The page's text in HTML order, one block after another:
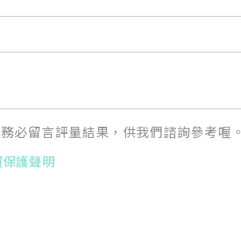
必留言評量結果，供我們諮詢參考喔。
護聲明